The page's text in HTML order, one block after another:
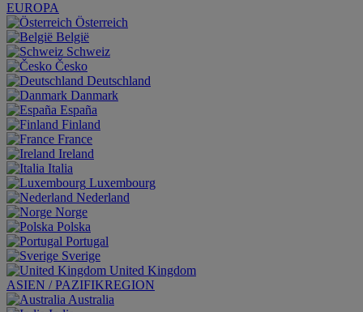
EUROPA
Österreich
België
Schweiz
Česko
Deutschland
Danmark
España
Finland
France
Ireland
Italia
Luxembourg
Nederland
Norge
Polska
Portugal
Sverige
United Kingdom
ASIEN / PAZIFIKREGION
Australia